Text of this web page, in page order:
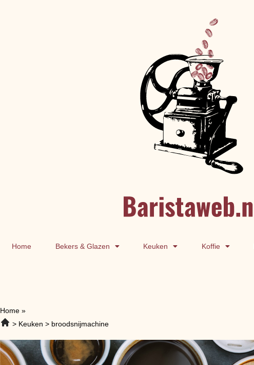
Home Bekers & Glazen Keuken Koffie
Home »
Keuken
broodsnijmachine